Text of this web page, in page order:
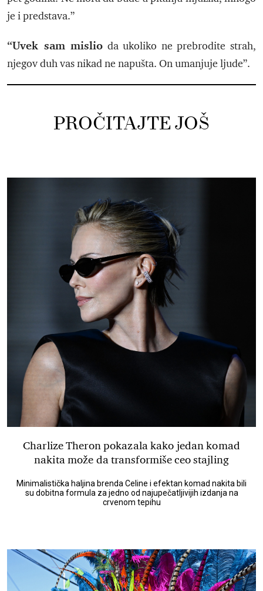
je i predstava.”
“Uvek sam mislio da ukoliko ne prebrodite strah,
njegov duh vas nikad ne napušta. On umanjuje ljude”.
PROČITAJTE JOŠ
Charlize Theron pokazala kako jedan komad
nakita može da transformiše ceo stajling
Minimalistička haljina brenda Celine i efektan komad nakita bili
su dobitna formula za jedno od najupečatljivijih izdanja na
crvenom tepihu